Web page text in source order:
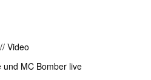
Video
und MC Bomber live